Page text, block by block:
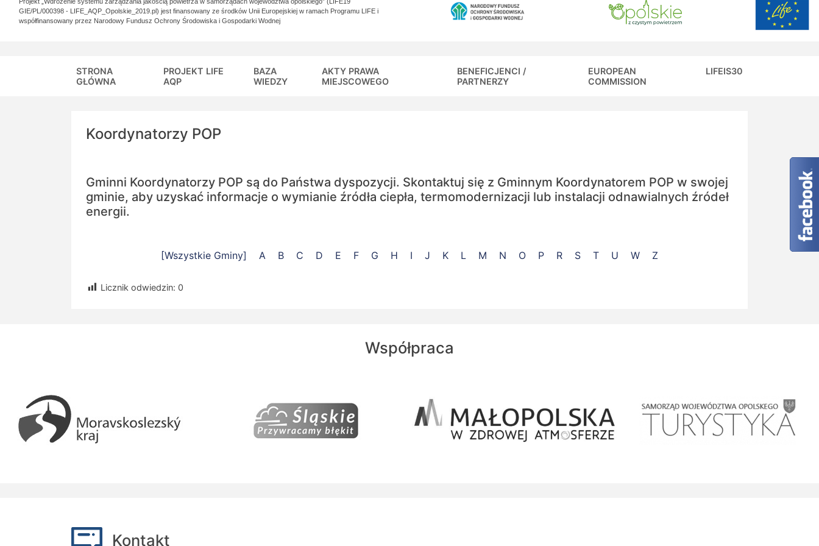
GIE/PL/000398 - LIFE_AQP_Opolskie_2019.pl) jest finansowany ze środków Unii Europejskiej w ramach Programu LIFE i
współfinansowany przez Narodowy Fundusz Ochrony Środowiska i Gospodarki Wodnej
STRONA
GŁÓWNA
PROJEKT LIFE
AQP
BAZA
WIEDZY
AKTY PRAWA
MIEJSCOWEGO
BENEFICJENCI /
PARTNERZY
EUROPEAN
COMMISSION
LIFEIS30
Koordynatorzy POP
Gminni Koordynatorzy POP są do Państwa dyspozycji. Skontaktuj się z Gminnym Koordynatorem POP w swojej
gminie, aby uzyskać informacje o wymianie źródła ciepła, termomodernizacji lub instalacji odnawialnych źródeł
energii.
[Wszystkie Gminy] A B C D E F G H I J K L M N O P R S T U W Z
Licznik odwiedzin: 0
Współpraca
Kontakt